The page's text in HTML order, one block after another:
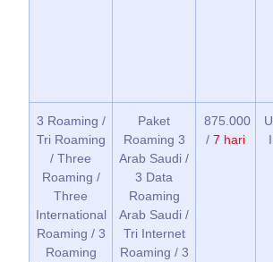
3 Roaming /
Tri Roaming
/ Three
Roaming /
Three
International
Roaming / 3
Roaming
Paket
Roaming 3
Arab Saudi /
3 Data
Roaming
Arab Saudi /
Tri Internet
Roaming / 3
875.000
/ 7 hari